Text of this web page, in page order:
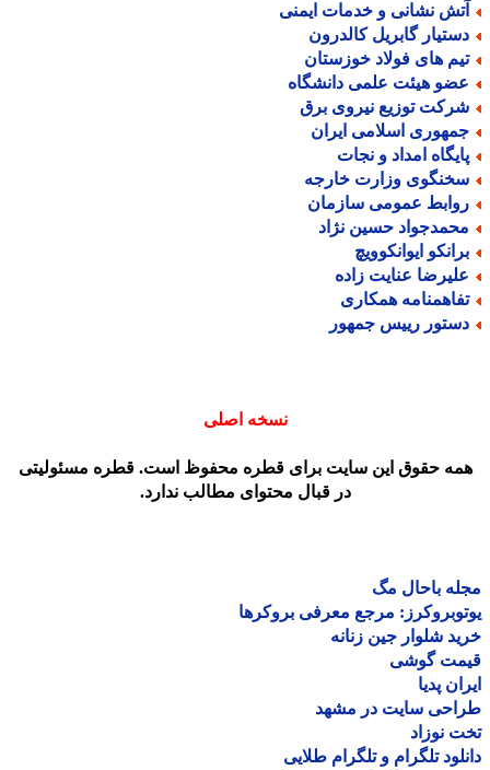
نشانی و خدمات ایمنی
گابریل کالدرون
های فولاد خوزستان
هیئت علمی دانشگاه
توزیع نیروی برق
اسلامی ایران
امداد و نجات
وزارت خارجه
عمومی سازمان
حسین نژاد
ایوانکوویچ
عنایت زاده
همکاری
رییس جمهور
نسخه اصلی
حقوق این سایت برای قطره محفوظ است. قطره مسئولیتی
در قبال محتوای مطالب ندارد.
باحال مگ
مرجع معرفی بروکرها
شلوار جین زنانه
گوشی
پدیا
سایت در مشهد
نوزاد
تلگرام و تلگرام طلایی